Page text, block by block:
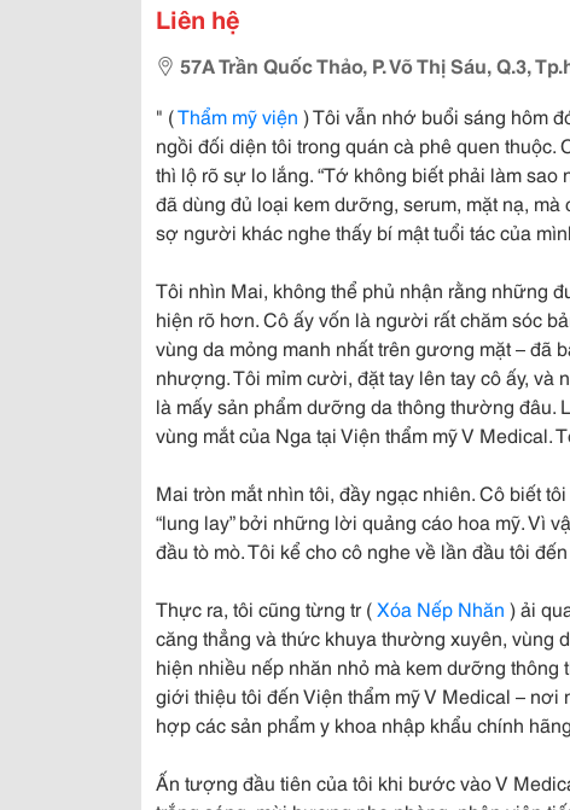
Liên hệ
57A Trần Quốc Thảo, P. Võ Thị Sáu, Q.3,
" (Thẩm mỹ viện ) Tôi vẫn nhớ buổi sáng hôm
ngồi đối diện tôi trong quán cà phê quen
thì lộ rõ sự lo lắng. “Tớ không biết phải làm
đã dùng đủ loại kem dưỡng, serum, mặt nạ,
sợ người khác nghe thấy bí mật tuổi tác của
Tôi nhìn Mai, không thể phủ nhận rằng những
hiện rõ hơn. Cô ấy vốn là người rất chăm sóc
vùng da mỏng manh nhất trên gương mặt – đã
nhượng. Tôi mỉm cười, đặt tay lên tay cô ấy, và
là mấy sản phẩm dưỡng da thông thường đâu.
vùng mắt của Nga tại Viện thẩm mỹ V Medical.
Mai tròn mắt nhìn tôi, đầy ngạc nhiên. Cô biết
“lung lay” bởi những lời quảng cáo hoa mỹ. Vì
đầu tò mò. Tôi kể cho cô nghe về lần đầu tôi
Thực ra, tôi cũng từng tr (Xóa Nếp Nhăn ) ải
căng thẳng và thức khuya thường xuyên, vùng
hiện nhiều nếp nhăn nhỏ mà kem dưỡng
giới thiệu tôi đến Viện thẩm mỹ V Medical –
hợp các sản phẩm y khoa nhập khẩu chính
Ấn tượng đầu tiên của tôi khi bước vào V